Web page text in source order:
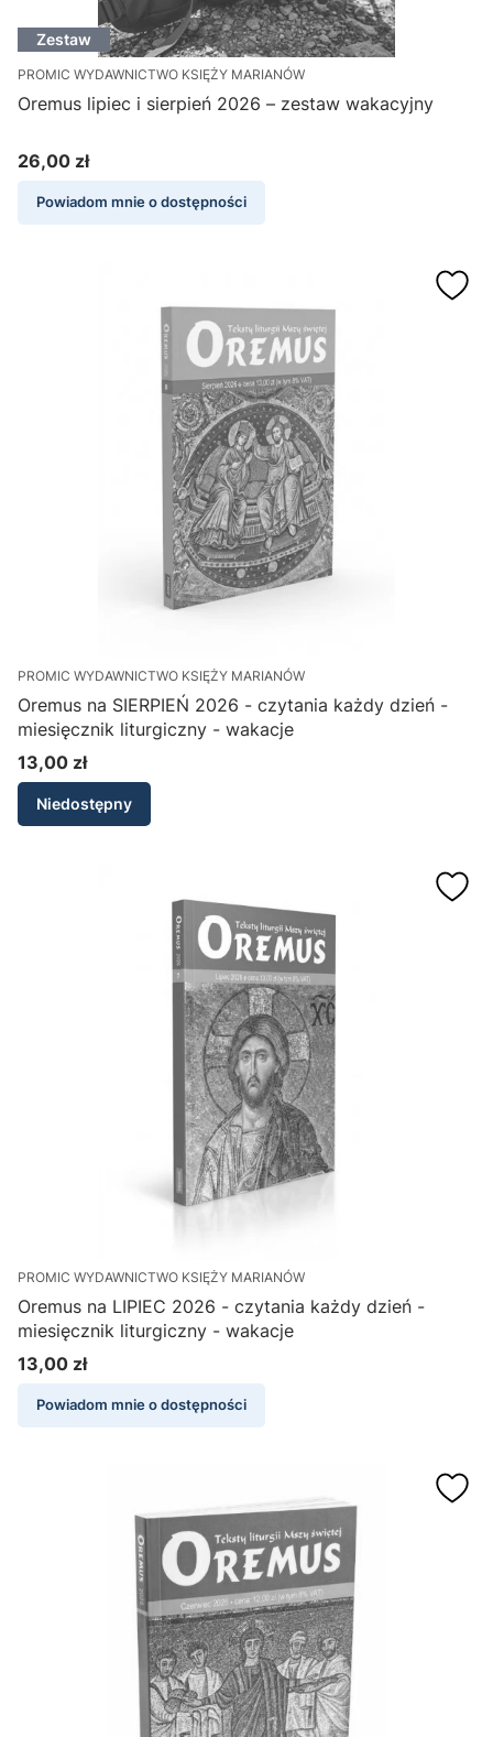
Zestaw
PROMIC WYDAWNICTWO KSIĘŻY MARIANÓW
Oremus lipiec i sierpień 2026 – zestaw wakacyjny
Cena
26,00 zł
Powiadom mnie o dostępności
PROMIC WYDAWNICTWO KSIĘŻY MARIANÓW
Oremus na SIERPIEŃ 2026 - czytania każdy dzień -
miesięcznik liturgiczny - wakacje
Cena
13,00 zł
Niedostępny
PROMIC WYDAWNICTWO KSIĘŻY MARIANÓW
Oremus na LIPIEC 2026 - czytania każdy dzień -
miesięcznik liturgiczny - wakacje
Cena
13,00 zł
Powiadom mnie o dostępności